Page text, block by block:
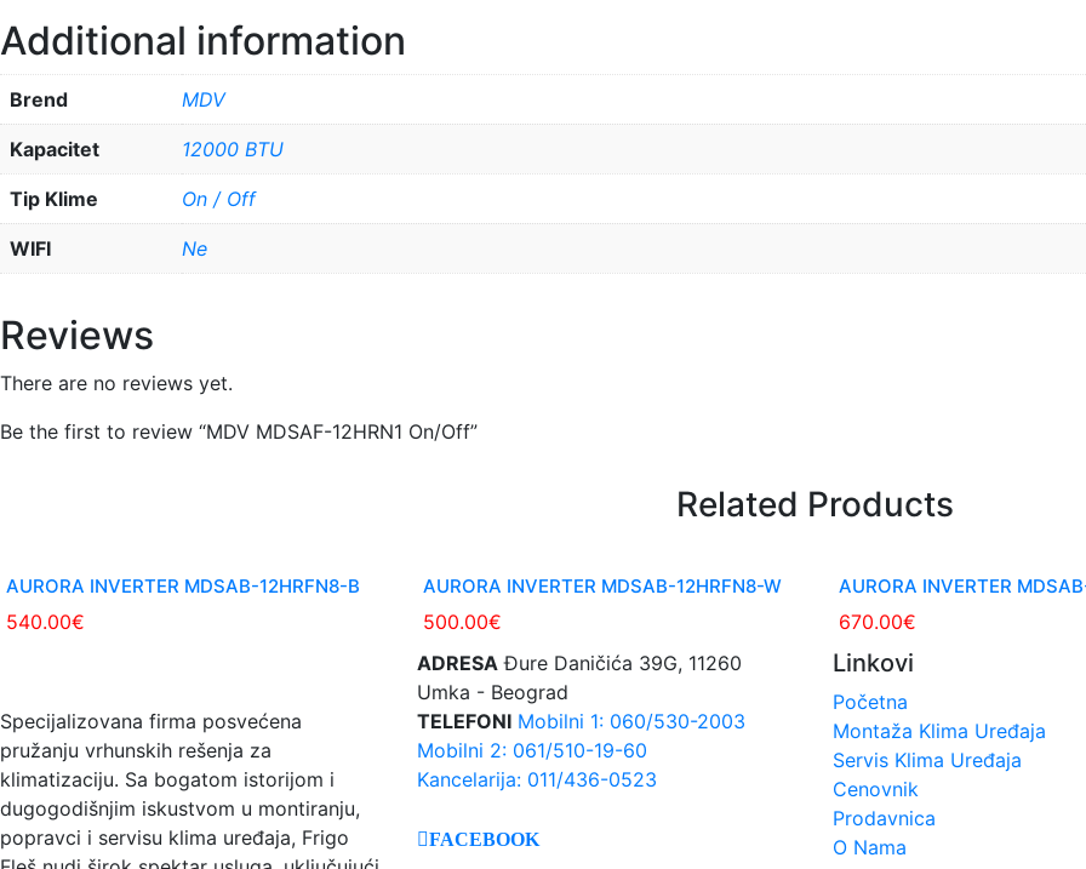
Additional information
Brend MDV
Kapacitet 12000 BTU
Tip Klime On / Off
WIFI Ne
Reviews
There are no reviews yet.
Be the first to review “MDV MDSAF-12HRN1 On/Off”
Related Products
AURORA INVERTER MDSAB-12HRFN8-B
540.00€
AURORA INVERTER MDSAB-12HRFN8-W
500.00€
AURORA INVERTER
670.00€
Specijalizovana firma posvećena
pružanju vrhunskih rešenja za
klimatizaciju. Sa bogatom istorijom i
dugogodišnjim iskustvom u montiranju,
popravci i servisu klima uređaja, Frigo
ADRESAĐure Daničića 39G, 11260
Umka - Beograd
TELEFONI Mobilni 1: 060/530-2003
Mobilni 2: 061/510-19-60
Kancelarija: 011/436-0523
FACEBOOK
Linkovi
Početna
Montaža Klima Uređaja
Servis Klima Uređaja
Cenovnik
Prodavnica
O Nama